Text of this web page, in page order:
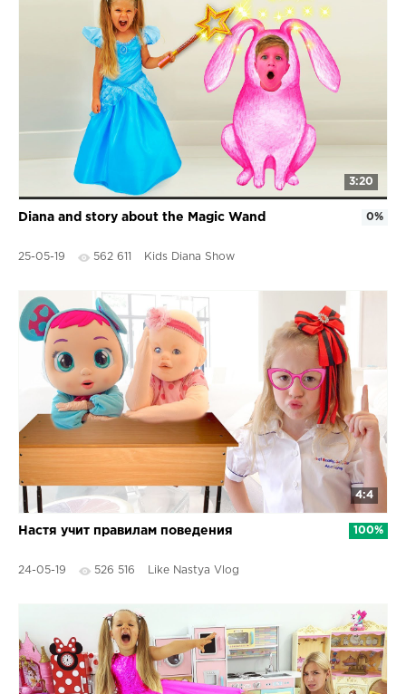
3:20
Diana and story about the Magic Wand
25-05-19 562 611 Kids Diana Show
0%
4:4
Настя учит правилам поведения
24-05-19 526 516 Like Nastya Vlog
100%